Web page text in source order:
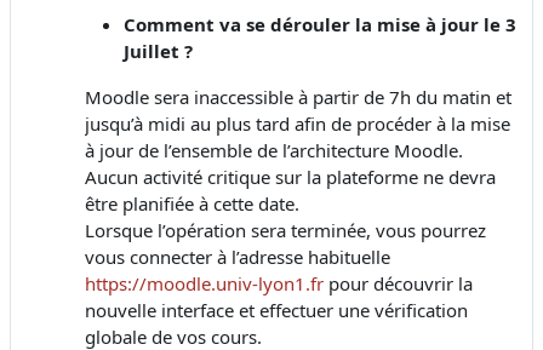
Comment va se dérouler la mise à jour le 3
Juillet ?
Moodle sera inaccessible à partir de 7h du matin et
jusqu’à midi au plus tard afin de procéder à la mise
à jour de l’ensemble de l’architecture Moodle.
Aucun activité critique sur la plateforme ne devra
être planifiée à cette date.
Lorsque l’opération sera terminée, vous pourrez
vous connecter à l’adresse habituelle
https://moodle.univ-lyon1.fr pour découvrir la
nouvelle interface et effectuer une vérification
globale de vos cours.